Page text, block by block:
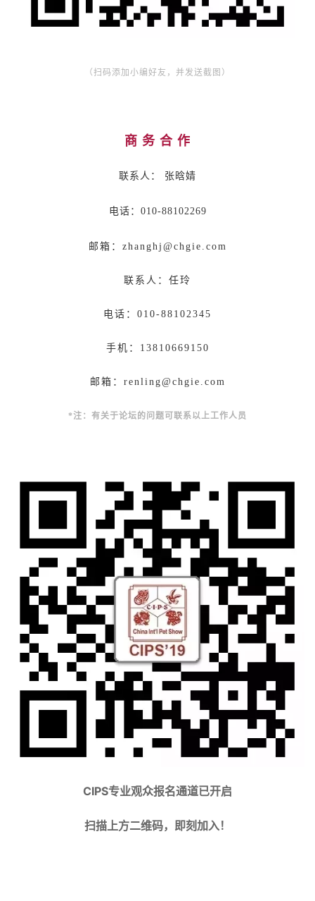
（扫码添加小编好友，并发送截图）
商 务 合 作
联系人： 张晗婧
电话：010-88102269
邮箱：zhanghj@chgie.com
联系人：任玲
电话：010-88102345
手机：13810669150
邮箱：renling@chgie.com
*注：有关于论坛的问题可联系以上工作人员
CIPS专业观众报名通道已开启
扫描上方二维码，即刻加入！